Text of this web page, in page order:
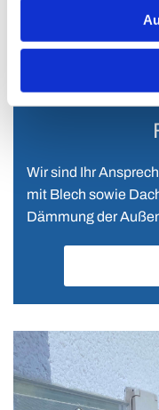
Wir sind Ihr
mit Blech sowie
Dämmung der